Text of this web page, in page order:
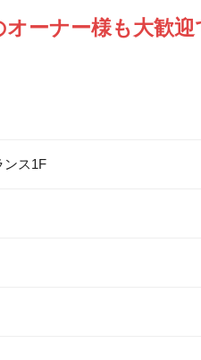
ーナー様も大歓迎
ンス1F